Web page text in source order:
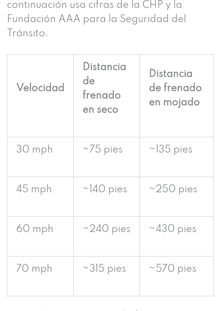
continuación usa cifras de la CHP y la
Fundación AAA para la Seguridad del
Tránsito.
Velocidad
Distancia
de
frenado
en seco
Distancia
de frenado
en mojado
30 mph ~75 pies ~135 pies
45 mph ~140 pies ~250 pies
60 mph ~240 pies ~430 pies
70 mph ~315 pies ~570 pies